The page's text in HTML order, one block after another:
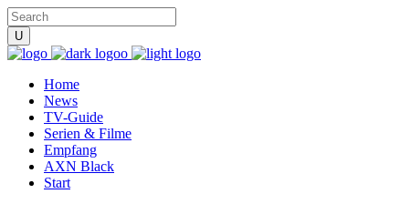
Home
News
TV-Guide
Serien & Filme
Empfang
AXN Black
Start